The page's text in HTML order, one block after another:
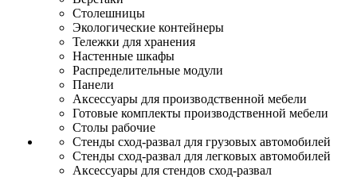
Столешницы
Экологические контейнеры
Тележки для хранения
Настенные шкафы
Распределительные модули
Панели
Аксессуары для производственной мебели
Готовые комплекты производственной мебели
Столы рабочие
Стенды сход-развал для грузовых автомобилей
Стенды сход-развал для легковых автомобилей
Аксессуары для стендов сход-развал